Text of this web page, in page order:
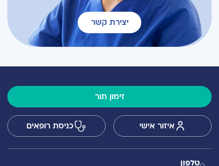
יצירת קשר
זימון תור
איזור אישי כניסת רופאים
טלפון